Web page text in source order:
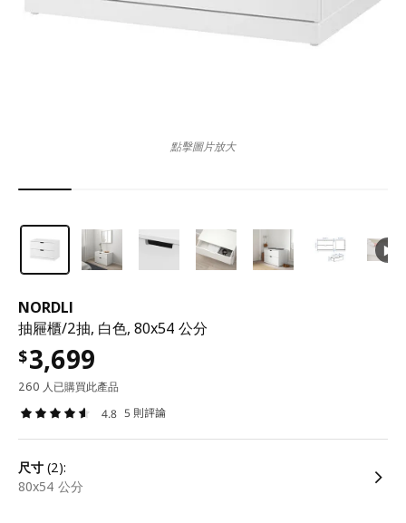
NORDLI
抽屜櫃/2抽, 白色, 80x54 公分
$3,699
260 人已購買此產品
4.8 5 則評論
尺寸 (2):
80x54 公分
點擊圖片放大